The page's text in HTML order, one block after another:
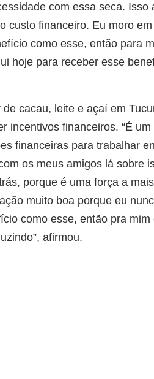
com essa seca. Isso
custo financeiro. Eu moro
como esse, então para
hoje para receber esse
cacau, leite e açaí em
incentivos financeiros. “É
financeiras para trabalhar
os meus amigos lá sobre
porque é uma força a
muito boa porque eu
como esse, então pra
afirmou.